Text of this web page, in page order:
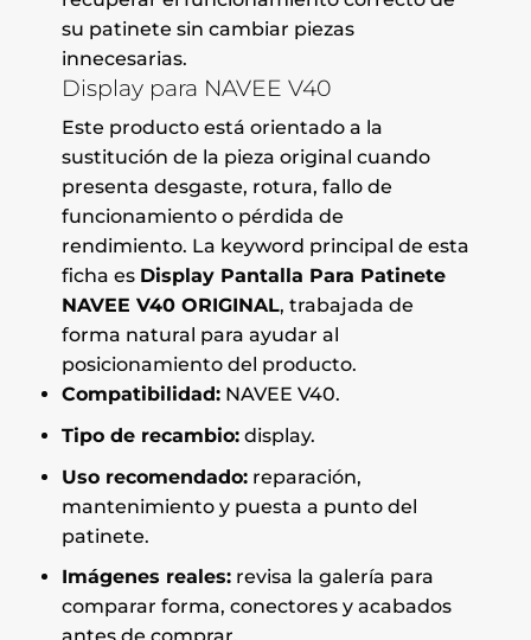
su patinete sin cambiar piezas
innecesarias.
Display para NAVEE V40
Este producto está orientado a la
sustitución de la pieza original cuando
presenta desgaste, rotura, fallo de
funcionamiento o pérdida de
rendimiento. La keyword principal de esta
ficha es Display Pantalla Para Patinete
NAVEE V40 ORIGINAL, trabajada de
forma natural para ayudar al
posicionamiento del producto.
Compatibilidad:NAVEE V40.
Tipo de recambio:display.
Uso recomendado:reparación,
mantenimiento y puesta a punto del
patinete.
Imágenes reales:revisa la galería para
comparar forma, conectores y acabados